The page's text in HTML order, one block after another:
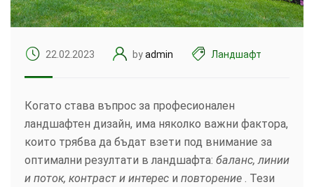
22.02.2023 byadmin Ландшафт
Когато става въпрос за професионален
ландшафтен дизайн, има няколко важни фактора,
които трябва да бъдат взети под внимание за
оптимални резултати в ландшафта: баланс, линии
и поток, контраст и интерес и повторение . Тези